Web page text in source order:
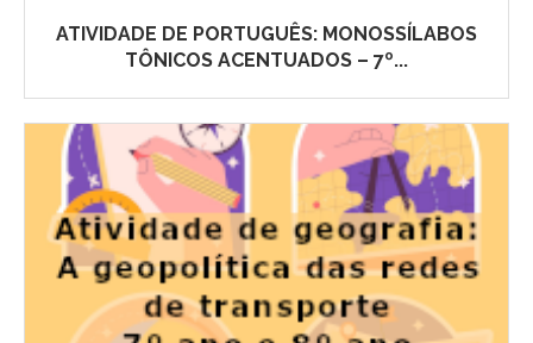
ATIVIDADE DE PORTUGUÊS: MONOSSÍLABOS
TÔNICOS ACENTUADOS – 7º...